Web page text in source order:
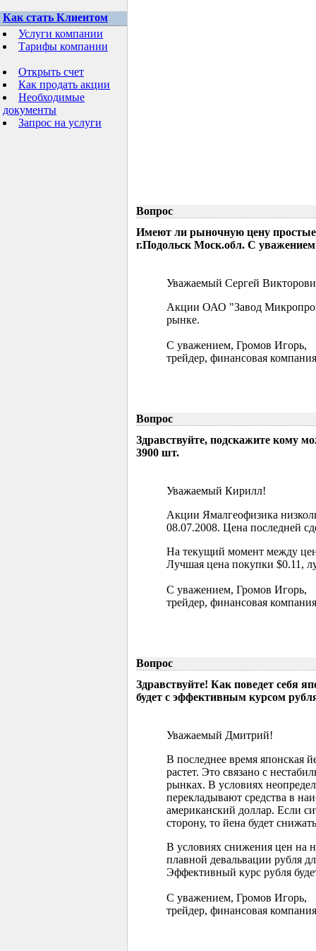
Как стать Клиентом
Услуги компании
Тарифы компании
Открыть счет
Как продать акции
Необходимые
документы
Запрос на услуги
Вопрос
Имеют ли рыночную цену
г.Подольск Моск.обл. С
Уважаемый Сергей
Акции ОАО "Завод
рынке.
С уважением, Громов Игорь,
трейдер, финансовая
Вопрос
Здравствуйте, подскажите кому
3900 шт.
Уважаемый Кирилл!
Акции Ямалгеофизика
08.07.2008. Цена последней
На текущий момент между
Лучшая цена покупки $0.11,
С уважением, Громов Игорь,
трейдер, финансовая
Вопрос
Здравствуйте! Как поведет себя
будет с эффективным курсом
Уважаемый Дмитрий!
В последнее время
растет. Это связано с
рынках. В условиях
перекладывают средства в
американский доллар. Если
сторону, то йена будет
В условиях снижения цен на
плавной девальвации рубля
Эффективный курс рубля
С уважением, Громов Игорь,
трейдер, финансовая